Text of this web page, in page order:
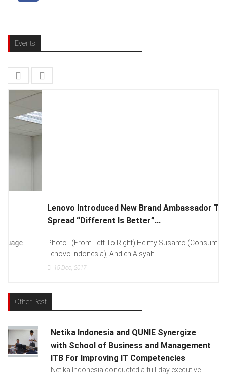
Events
Lenovo Introduced New Brand Ambassador To
Spread “Different Is Better”...
Photo : (From Left To Right) Helmy Susanto (Consumer Lead
Lenovo Indonesia), Andien Aisyah...
Dec, 2017
Other Post
Netika Indonesia and QUNIE Synergize
with School of Business and Management
ITB For Improving IT Competencies
Netika Indonesia conducted a full-day executive